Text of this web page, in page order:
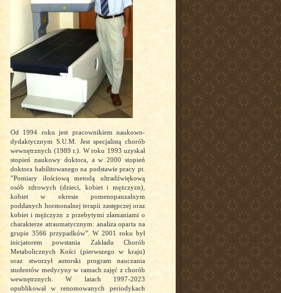
Od 1994 roku jest pracownikiem naukowo-
dydaktycznym S.U.M. Jest specjalistą chorób
wewnętrznych (1989 r.). W roku 1993 uzyskał
stopień naukowy doktora, a w 2000 stopień
doktora habilitowanego na podstawie pracy pt.
”Pomiary ilościową metodą ultradźwiękową
osób zdrowych (dzieci, kobiet i mężczyzn),
kobiet w okresie pomenopauzalnym
poddanych hormonalnej terapii zastępczej oraz
kobiet i mężczyzn z przebytymi złamaniami o
charakterze atraumatycznym: analiza oparta na
grupie 3566 przypadków”. W 2001 roku był
inicjatorem powstania Zakładu Chorób
Metabolicznych Kości (pierwszego w kraju)
oraz stworzył autorski program nauczania
studentów medycyny w ramach zajęć z chorób
wewnętrznych. W latach 1997-2023
opublikował w renomowanych periodykach